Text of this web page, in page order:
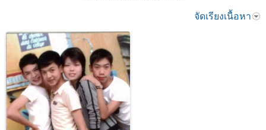
จัดเรียงเนื้อหา